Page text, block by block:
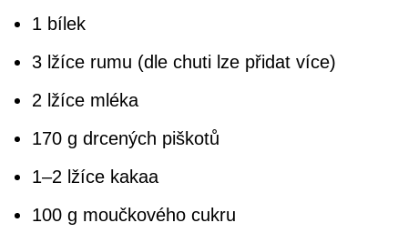
1 bílek
3 lžíce rumu (dle chuti lze přidat více)
2 lžíce mléka
170 g drcených piškotů
1–2 lžíce kakaa
100 g moučkového cukru